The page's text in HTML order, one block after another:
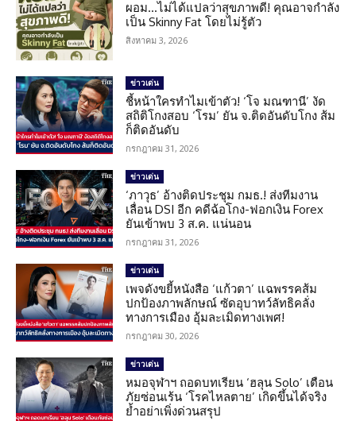
ผอม…ไม่ได้แปลว่าสุขภาพดี! คุณอาจกำลัง
เป็น Skinny Fat โดยไม่รู้ตัว
สิงหาคม 3, 2026
ข่าวเด่น
ชี้หน้าใครทำไมเข้าตัว! ‘โจ มณฑานี’ งัด
สถิติโกงสอบ ‘โรม’ ยัน จ.ติดอันดับโกง ส้ม
ก็ติดอันดับ
กรกฎาคม 31, 2026
ข่าวเด่น
‘ภาวุธ’ อ้างติดประชุม กมธ.! ส่งทีมงาน
เลื่อน DSI อีก คดีฉ้อโกง-ฟอกเงิน Forex
ยันเข้าพบ 3 ส.ค. แน่นอน
กรกฎาคม 31, 2026
ข่าวเด่น
เพจดังขยี้หนังสือ ‘แก้วตา’ แฉพรรคส้ม
ปกป้องภาพลักษณ์ ซัดอุบาทว์ลัทธิคลั่ง
ทางการเมือง อุ้มละเมิดทางเพศ!
กรกฎาคม 30, 2026
ข่าวเด่น
หมอจุฬาฯ ถอดบทเรียน ‘ฮลุน Solo’ เตือน
ภัยซ่อนเร้น ‘โรคไหลตาย’ เกิดขึ้นได้จริง
ย้ำอย่าเพิ่งด่วนสรุป